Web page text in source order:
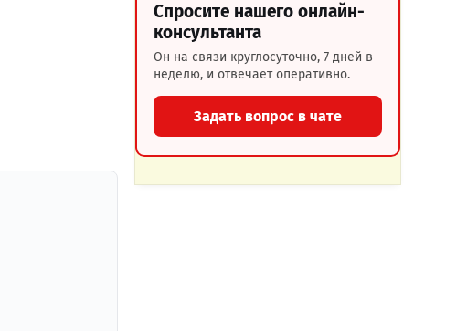
Спросите нашего онлайн-
консультанта
Он на связи круглосуточно, 7 дней в
неделю, и отвечает оперативно.
Задать вопрос в чате